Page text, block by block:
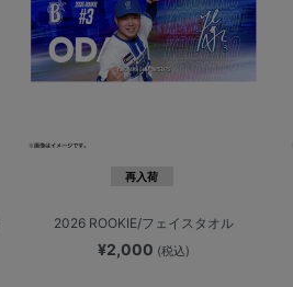
再入荷
2026 ROOKIE/フェイスタオル
¥2,000 (税込)